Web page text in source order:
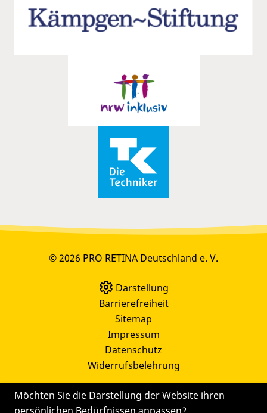
Möchten Sie die Darstellung der Website ihren
© 2026 PRO RETINA Deutschland e. V.
Darstellung
Barrierefreiheit
Sitemap
Impressum
Datenschutz
Widerrufsbelehrung